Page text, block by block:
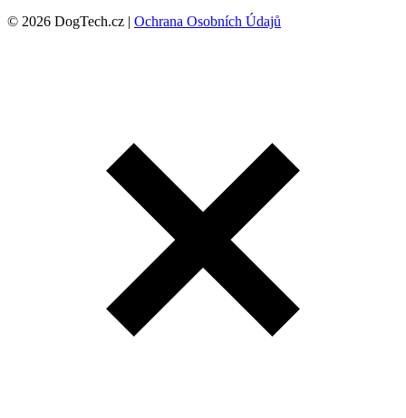
© 2026 DogTech.cz | Ochrana Osobních Údajů